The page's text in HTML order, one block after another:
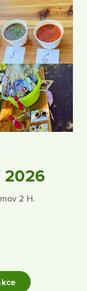
2026
2 H.